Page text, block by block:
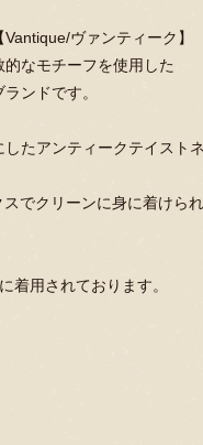
ヴァンティーク】
なモチーフを使用した
ンドです。
たアンティークテイスト
でクリーンに身に着けら
着用されております。